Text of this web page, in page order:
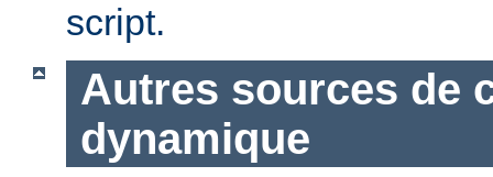
script.
Autres sources de
dynamique